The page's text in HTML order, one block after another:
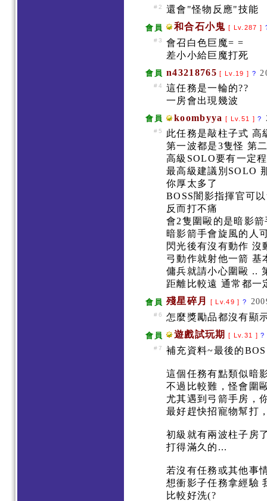
#2 還會"怪物反應"技能
會員 和合石小鬼 [ Lv.287 ]
#3
會召白色巨魔= =
差小小給巨魔打死
會員 n43218765 [ Lv.19 ] ?
#4
這任務是一輪的??
一房會出現幾波
會員 koombyya [ Lv.51 ]?
#5
此任務是敲柱子式
第一波都是3隻怪 第
高級SOLO要有一定
最高級建議別SOLO
你厚太多了
BOSS闇影指揮官可
反而打不痛
會2隻圍毆的是暗影
暗影箭手會旋風的人
閃光後有沒有動作
弓動作就射他一箭
傭兵就請小心圍毆 ..
距離比較遠 通常都一
會員 殘星碎月 [ Lv.49 ]?
#6 怎麼獎勵品都沒有顯
會員 遊戲試玩期 [ Lv.31 ]?
#7 補充資料~最後的
這個任務有點類似暗
不過比較難，怪會圍
尤其遇到弓箭手房，
最好趕快招寵物幫打
初級就有兩波柱子房
打得滿久的...
若沒有任務或其他事
想衝影子任務拿經驗
比較好洗(?